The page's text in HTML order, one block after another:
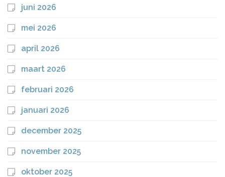
juni 2026
mei 2026
april 2026
maart 2026
februari 2026
januari 2026
december 2025
november 2025
oktober 2025